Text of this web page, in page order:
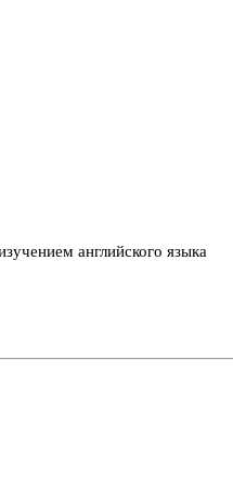
английского языка